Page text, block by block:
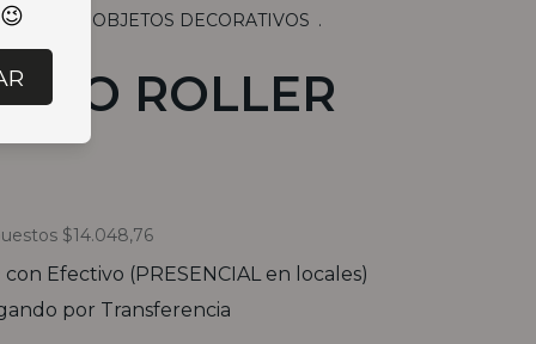
OBJETOS DECORATIVOS .
ROLLER
$14.048,76
con Efectivo (PRESENCIAL en locales)
por Transferencia